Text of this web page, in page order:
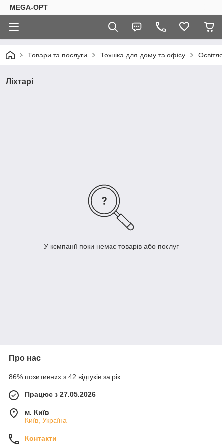
MEGA-OPT
Товари та послуги Техніка для дому та офісу
Ліхтарі
У компанії поки немає товарів або послуг
Про нас
86% позитивних з 42 відгуків за рік
Працює з 27.05.2026
м. Київ
Київ, Україна
Контакти